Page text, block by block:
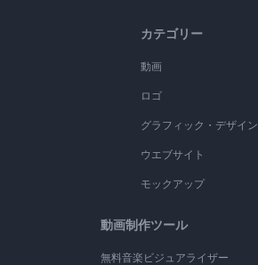
カテゴリー
動画
ロゴ
グラフィック・デザイン
ウエブサイト
モックアップ
動画制作ツール
無料音楽ビジュアライザー